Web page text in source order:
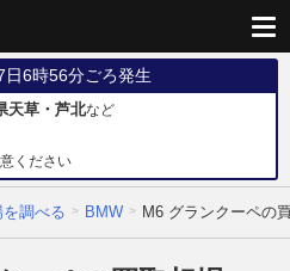
日6時56分ごろ発生
天草・芦北など
ください
調べる BMW M6 グランクーペの